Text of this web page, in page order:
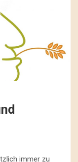
immer zu